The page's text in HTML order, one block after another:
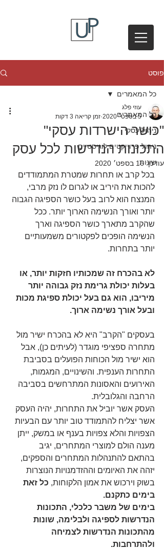
פוסט
כל המאמרים
ניהול עסקי
ניהול פרוייקטים לוגיסטיים
שונות
כל המאמרים
"כושר הישרדות עסקי"
התכונות הנדרשות לכל עסק
עוזי פלג
5 בספט׳ 2020
זמן קריאה 3 דקות
עודכן:16 בספט׳ 2020
בכל קרב או תחרות שמטרת המתמודדים
להכות את היריב או לגרום לו נזק מרבי,
המנצח הוא לרוב בעל כושר הספיגה הגבוה
יותר ואורך הנשימה הארוך יותר. ככל
שהקרב מתארך כושר הספיגה וארך
הנשימה הופכים לפקטורים משמעותיים
יותר בתחרות.
לא בהכרח זה שמכותיו חזקות יותר, או
בעלות יכולת גרימת נזק גבוהה יותר
מיריבו, הוא גם בעל יכולת ספיגת מכות
ובעל אורך נשימה ארוך.
בעסקים "הקרב" היא לא בהכרח ישיר מול
מתחרה ספציפי מוגדר (לעיתים כן), אבל
הוא ישיר מול הכוחות הפועלים בסביבת
התחרות הענפית. והשינויים, המגמות,
האירועים והאסונות המתרחשים בסביבה
הרחבה והגלובלית.
העסק אשר יוביל את התחרות, יהיה העסק
אשר יצליח להתמודד טוב יותר עם הבעיות
הצפויות והלא צפויות בענף או במשק, ייתן
מענה הולם למוצרי המתחרים, יגיב
בהתאם להתנהלות המתחרים והספקים,
יזהה את האיומים וההזדמנויות הנוצרות
בשוק וירכוש את אמון הלקוחות, כל זאת
בימים כתקנם.
בימים של משבר כלכלי, התכונות
הנדרשות לספיגה ולבלימה, שונות
מהתכונות הנדרשות לצמיחה
ולהתרחבות.